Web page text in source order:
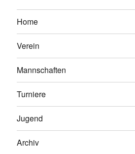
Home
Verein
Mannschaften
Turniere
Jugend
Archiv